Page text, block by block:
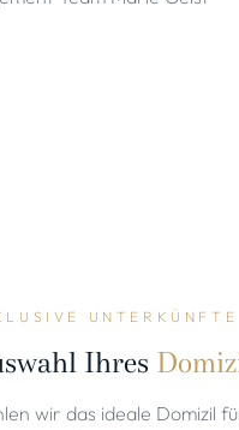
UNTERKÜNFTE
Ihres
wir das ideale Domizil